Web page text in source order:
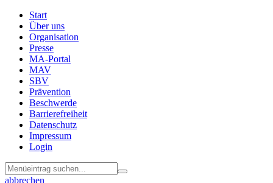
Menu
Footer
Start
Über uns
Organisation
Presse
MA-Portal
MAV
SBV
Prävention
Beschwerde
Barrierefreiheit
Datenschutz
Impressum
Login
abbrechen